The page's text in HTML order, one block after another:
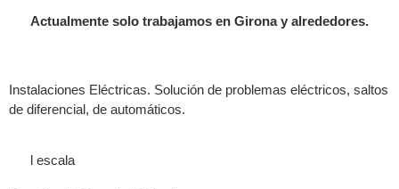
Actualmente solo trabajamos en Girona y alrededores.
Instalaciones Eléctricas. Solución de problemas eléctricos, saltos
de diferencial, de automáticos.
l escala